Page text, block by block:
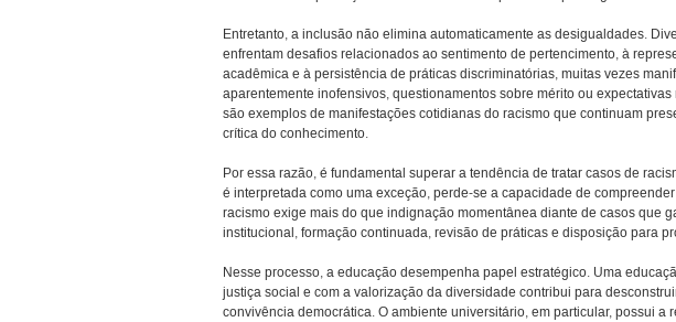
Entretanto, a inclusão não elimina automaticamente as desigualdades.
enfrentam desafios relacionados ao sentimento de pertencimento, à
acadêmica e à persistência de práticas discriminatórias, muitas vezes
aparentemente inofensivos, questionamentos sobre mérito ou
são exemplos de manifestações cotidianas do racismo que continuam
crítica do conhecimento.
Por essa razão, é fundamental superar a tendência de tratar casos de
é interpretada como uma exceção, perde-se a capacidade de
racismo exige mais do que indignação momentânea diante de casos que
institucional, formação continuada, revisão de práticas e disposição para
Nesse processo, a educação desempenha papel estratégico. Uma
justiça social e com a valorização da diversidade contribui para
convivência democrática. O ambiente universitário, em particular, possui